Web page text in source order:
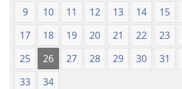
9
10 11 12 13 14 15
17
18 19 20 21 22 23
25
26 27 28 29 30 31
33
34